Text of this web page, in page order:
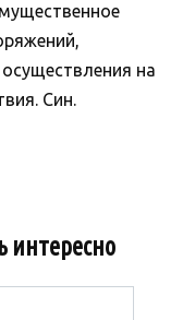
на
Син.
интересно